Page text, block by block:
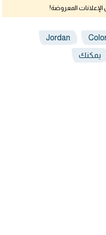
المعروضة!
Jordan
يمكنك